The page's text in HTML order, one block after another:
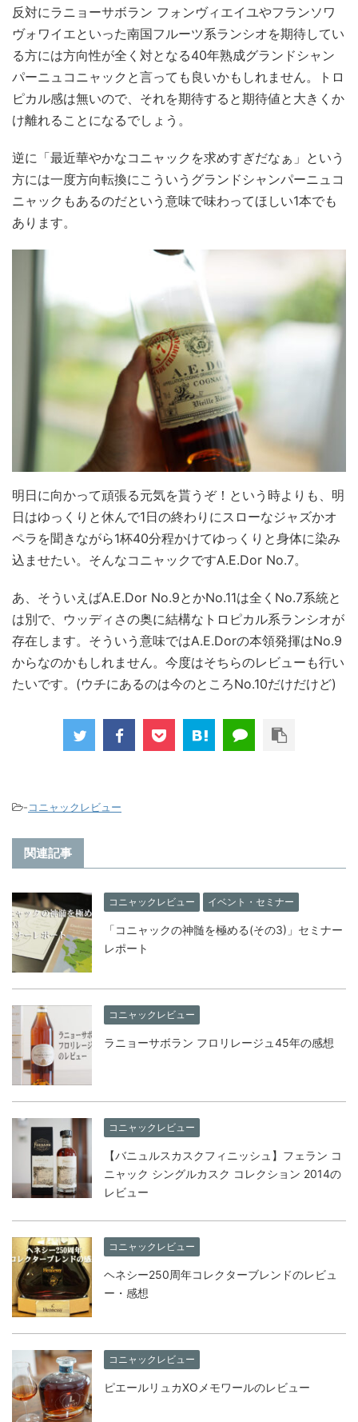
反対にラニョーサボラン フォンヴィエイユやフランソワ
ヴォワイエといった南国フルーツ系ランシオを期待してい
る方には方向性が全く対となる40年熟成グランドシャン
パーニュコニャックと言っても良いかもしれません。トロ
ピカル感は無いので、それを期待すると期待値と大きくか
け離れることになるでしょう。
逆に「最近華やかなコニャックを求めすぎだなぁ」という
方には一度方向転換にこういうグランドシャンパーニュコ
ニャックもあるのだという意味で味わってほしい1本でも
あります。
明日に向かって頑張る元気を貰うぞ！という時よりも、明
日はゆっくりと休んで1日の終わりにスローなジャズかオ
ペラを聞きながら1杯40分程かけてゆっくりと身体に染み
込ませたい。そんなコニャックですA.E.Dor No.7。
あ、そういえばA.E.Dor No.9とかNo.11は全くNo.7系統と
は別で、ウッディさの奥に結構なトロピカル系ランシオが
存在します。そういう意味ではA.E.Dorの本領発揮はNo.9
からなのかもしれません。今度はそちらのレビューも行い
たいです。(ウチにあるのは今のところNo.10だけだけど)
-コニャックレビュー
関連記事
コニャックレビュー イベント・セミナー
「コニャックの神髄を極める(その3)」セミナー
レポート
コニャックレビュー
ラニョーサボラン フロリレージュ45年の感想
コニャックレビュー
【バニュルスカスクフィニッシュ】フェラン コ
ニャック シングルカスク コレクション 2014の
レビュー
コニャックレビュー
ヘネシー250周年コレクターブレンドのレビュ
ー・感想
コニャックレビュー
ピエールリュカXOメモワールのレビュー